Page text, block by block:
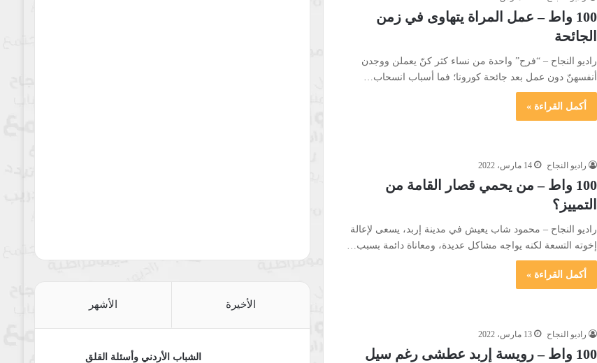
100 واط – عمل المراة يتهاوى في زمن
الجائحة
راديو النجاح – “فرح” واحدة من نساء كثر كنّ يعملن ووجدن
أنفسهنّ دون عمل بعد جائحة كورونا؛ فما أسباب انسحاب…
أكمل القراءة »
راديو النجاح 14 مارس، 2022
100 واط – من يحمي قصار القامة من
التمييز؟
راديو النجاح – محمود شاب يعيش في مدينة إربد، يسعى لإعالة
إخوته التسعة لكنه يواجه مشاكل عديدة، ومعاناة دائمة بسبب…
أكمل القراءة »
راديو النجاح 13 مارس، 2022
100 واط – رويسة إربد عطشى رغم سيل
الأخيرة الأشهر
الشباب الأردني وأسئلة القلق